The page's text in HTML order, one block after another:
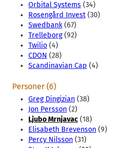
Orbital Systems (34)
Rosengård Invest (30)
Swedbank(67)
Trelleborg(92)
Twilio (4)
CDON (28)
Scandinavian Cap (4)
Personer (6)
Greg Dingizian (38)
Jon Persson (2)
Ljubo Mrnjavac (18)
Elisabeth Brevenson (9)
Percy Nilsson (31)